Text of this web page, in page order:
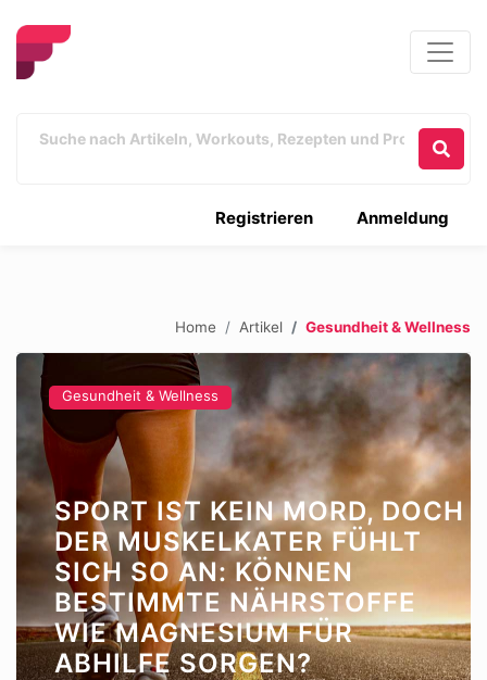
Anmeldung
Registrieren
Home Artikel Gesundheit & Wellness
Gesundheit & Wellness
SPORT IST KEIN MORD, DOCH
DER MUSKELKATER FÜHLT
SICH SO AN: KÖNNEN
BESTIMMTE NÄHRSTOFFE
WIE MAGNESIUM FÜR
ABHILFE SORGEN?